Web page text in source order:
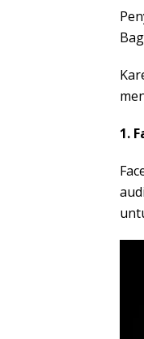
1.